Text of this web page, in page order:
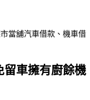
當舖汽車借款、機車借
留車擁有廚餘機